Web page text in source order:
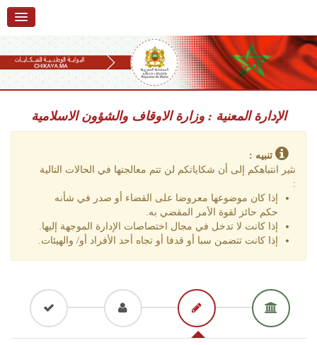
استقبال
حول البوابة
تقديم شكاية
تتبع شكاية
تقديم ملاحظة
تقديم إقتراح
أسئلة وأجوبة
أرقام الشكايات
اللغة
navigation
content
الإدارة المعنية : وزارة الاوقاف والشؤون الاسلامية
تنبيه :
نثير انتباهكم إلى أن شكاياتكم لن تتم معالجتها في الحالات التالية
:
إذا كان موضوعها معروضا على القضاء أو صدر في شأنه
حكم حائز لقوة الأمر المقضي به.
إذا كانت لا تدخل في مجال اختصاصات الإدارة الموجهة إليها.
إذا كانت تتضمن سبا أو قدفا أو تجاه أحد الأفراد أو/ والهيئات.